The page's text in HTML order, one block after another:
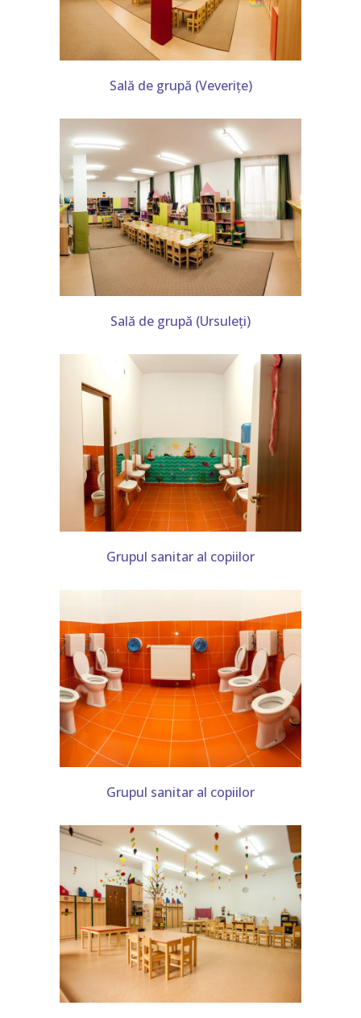
Sală de grupă (Veverițe)
Sală de grupă (Ursuleți)
Grupul sanitar al copiilor
Grupul sanitar al copiilor